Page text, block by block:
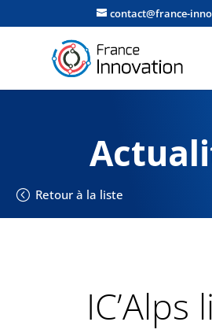
contact@france-
Retour à la liste
IC’Alps